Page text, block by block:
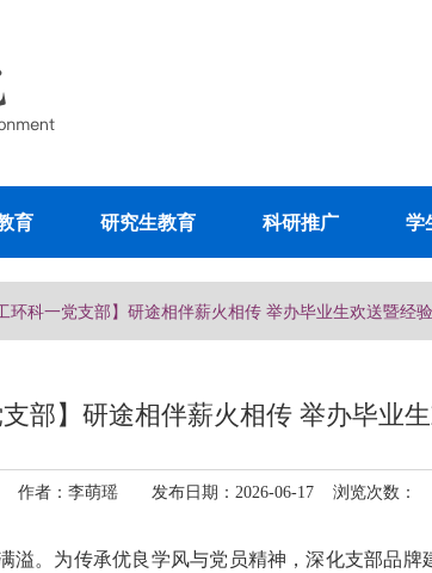
育 研究生教育 科研推广 学
环科一党支部】研途相伴薪火相传 举办毕业生欢送暨经
支部】研途相伴薪火相传 举办毕业
作者：李萌瑶 发布日期：2026-06-17 浏览次数：
溢。为传承优良学风与党员精神，深化支部品